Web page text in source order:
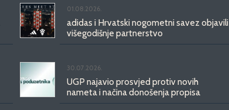
01.08.2026.
adidas i Hrvatski nogometni savez objavili
višegodišnje partnerstvo
30.07.2026.
UGP najavio prosvjed protiv novih
nameta i načina donošenja propisa